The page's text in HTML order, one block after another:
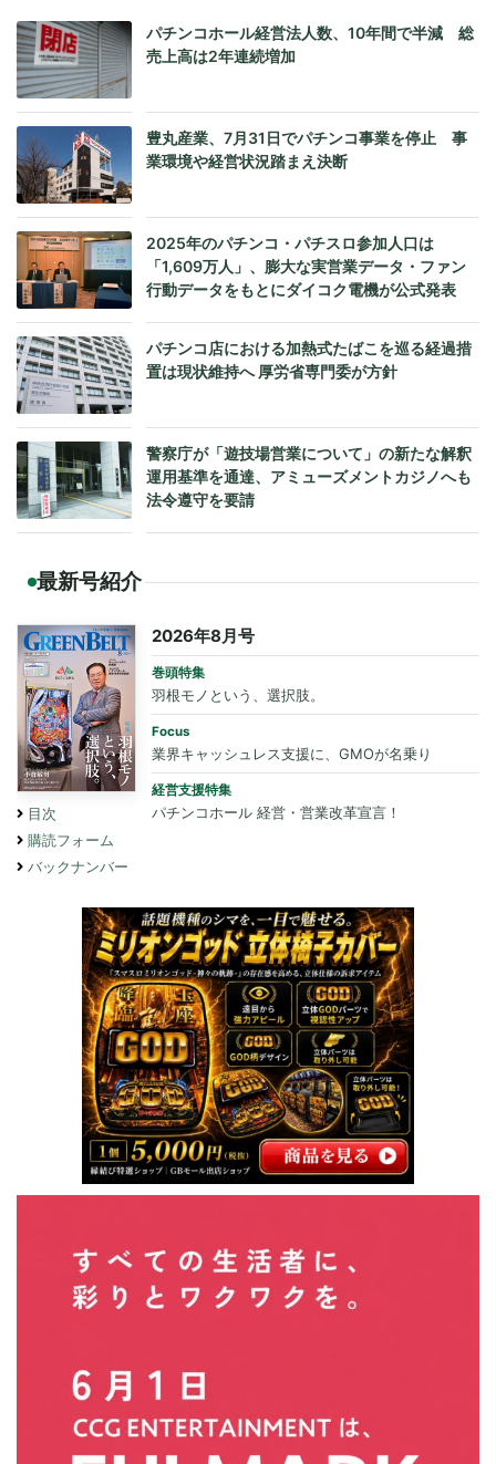
パチンコホール経営法人数、10年間で半減 総
売上高は2年連続増加
豊丸産業、7月31日でパチンコ事業を停止 事
業環境や経営状況踏まえ決断
2025年のパチンコ・パチスロ参加人口は
「1,609万人」、膨大な実営業データ・ファン
行動データをもとにダイコク電機が公式発表
パチンコ店における加熱式たばこを巡る経過措
置は現状維持へ 厚労省専門委が方針
警察庁が「遊技場営業について」の新たな解釈
運用基準を通達、アミューズメントカジノへも
法令遵守を要請
最新号紹介
目次
購読フォーム
バックナンバー
2026年8月号
巻頭特集
羽根モノという、選択肢。
Focus
業界キャッシュレス支援に、GMOが名乗り
経営支援特集
パチンコホール 経営・営業改革宣言！